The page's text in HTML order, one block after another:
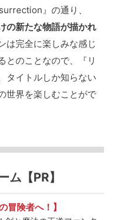
』の通り、
の新たな物語が描かれ
は完全に楽しみな感じ
とのことなので、『リ
タイトルしか知らない
世界を楽しむことがで
ム【PR】
冒険者へ！】